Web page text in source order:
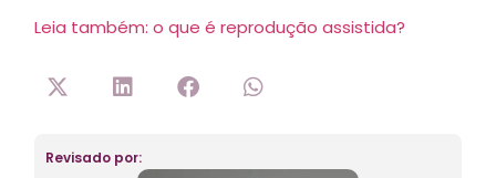
Leia também: o que é reprodução assistida?
Revisado por: